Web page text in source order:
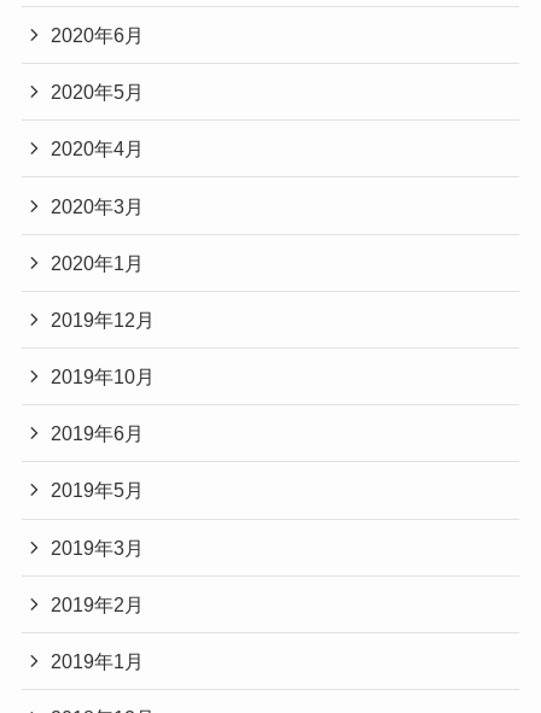
2020年6月
2020年5月
2020年4月
2020年3月
2020年1月
2019年12月
2019年10月
2019年6月
2019年5月
2019年3月
2019年2月
2019年1月